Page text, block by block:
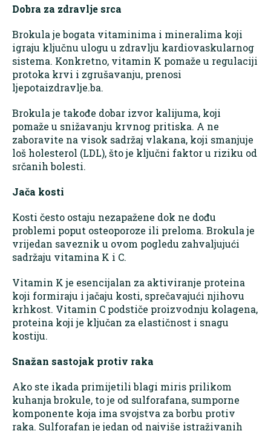
Dobra za zdravlje srca
Brokula je bogata vitaminima i mineralima koji
igraju ključnu ulogu u zdravlju kardiovaskularnog
sistema. Konkretno, vitamin K pomaže u regulaciji
protoka krvi i zgrušavanju, prenosi
ljepotaizdravlje.ba.
Brokula je takođe dobar izvor kalijuma, koji
pomaže u snižavanju krvnog pritiska. A ne
zaboravite na visok sadržaj vlakana, koji smanjuje
loš holesterol (LDL), što je ključni faktor u riziku od
srčanih bolesti.
Jača kosti
Kosti često ostaju nezapažene dok ne dođu
problemi poput osteoporoze ili preloma. Brokula je
vrijedan saveznik u ovom pogledu zahvaljujući
sadržaju vitamina K i C.
Vitamin K je esencijalan za aktiviranje proteina
koji formiraju i jačaju kosti, sprečavajući njihovu
krhkost. Vitamin C podstiče proizvodnju kolagena,
proteina koji je ključan za elastičnost i snagu
kostiju.
Snažan sastojak protiv raka
Ako ste ikada primijetili blagi miris prilikom
kuhanja brokule, to je od sulforafana, sumporne
komponente koja ima svojstva za borbu protiv
raka. Sulforafan je jedan od najviše istraživanih